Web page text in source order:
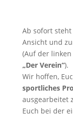
Ab sofort steht
Ansicht und
(Auf der
„Der Verein“).
Wir hoffen,
sportliches
ausgearbeitet
Euch bei der